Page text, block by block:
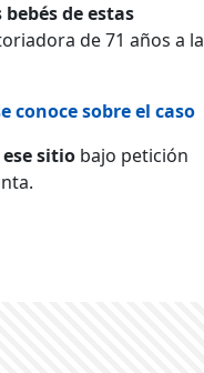
de estas
de 71 años a la
conoce sobre el caso
sitio bajo petición